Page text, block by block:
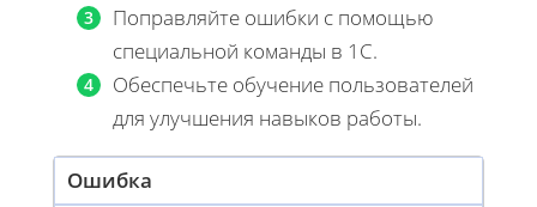
Поправляйте ошибки с помощью
специальной команды в 1С.
Обеспечьте обучение пользователей
для улучшения навыков работы.
Ошибка